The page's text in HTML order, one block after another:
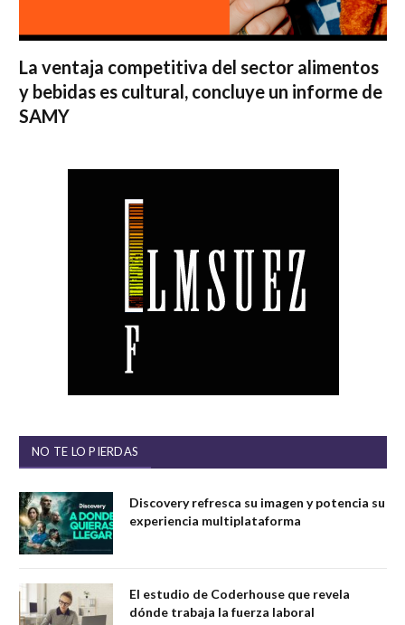
La ventaja competitiva del sector alimentos
y bebidas es cultural, concluye un informe de
SAMY
NO TE LO PIERDAS
Discovery refresca su imagen y potencia su
experiencia multiplataforma
El estudio de Coderhouse que revela
dónde trabaja la fuerza laboral